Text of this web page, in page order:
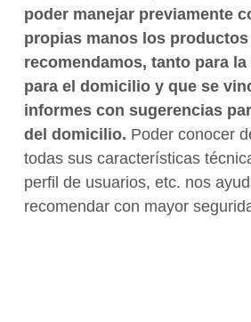
poder manejar previamente
propias manos los
recomendamos, tanto para
para el domicilio y que se
informes con sugerencias
del domicilio. Poder conocer
todas sus características
perfil de usuarios, etc. nos
recomendar con mayor